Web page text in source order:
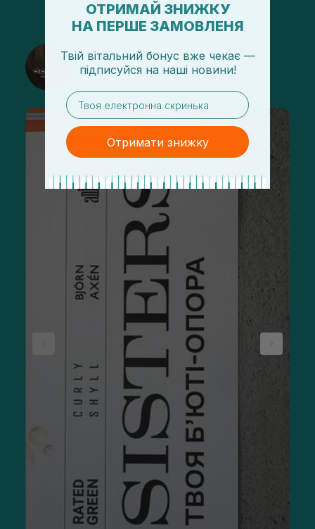
@sisters_stelmakh в Instagram
Подписаться
ОТРИМАЙ ЗНИЖКУ
НА ПЕРШЕ ЗАМОВЛЕНЯ
Твій вітальний бонус вже чекає —
підписуйся на наші новини!
email
Отримати знижку